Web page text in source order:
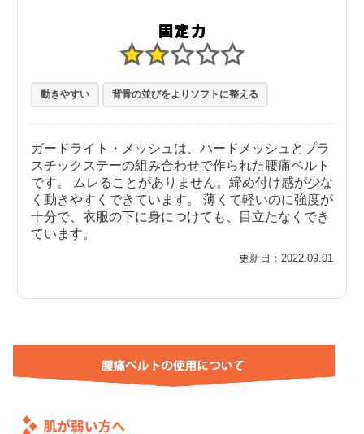
動きやすい 背骨の並びをよりソフトに整える
ガードライト・メッシュは、ハードメッシュとプラ
スチックステーの組み合わせで作られた腰痛ベルト
です。 ムレることがありません。締め付け感が少な
く動きやすくできています。 薄くて軽いのに強度が
十分で、衣服の下に身につけても、目立たなくでき
ています。
更新日：2022.09.01